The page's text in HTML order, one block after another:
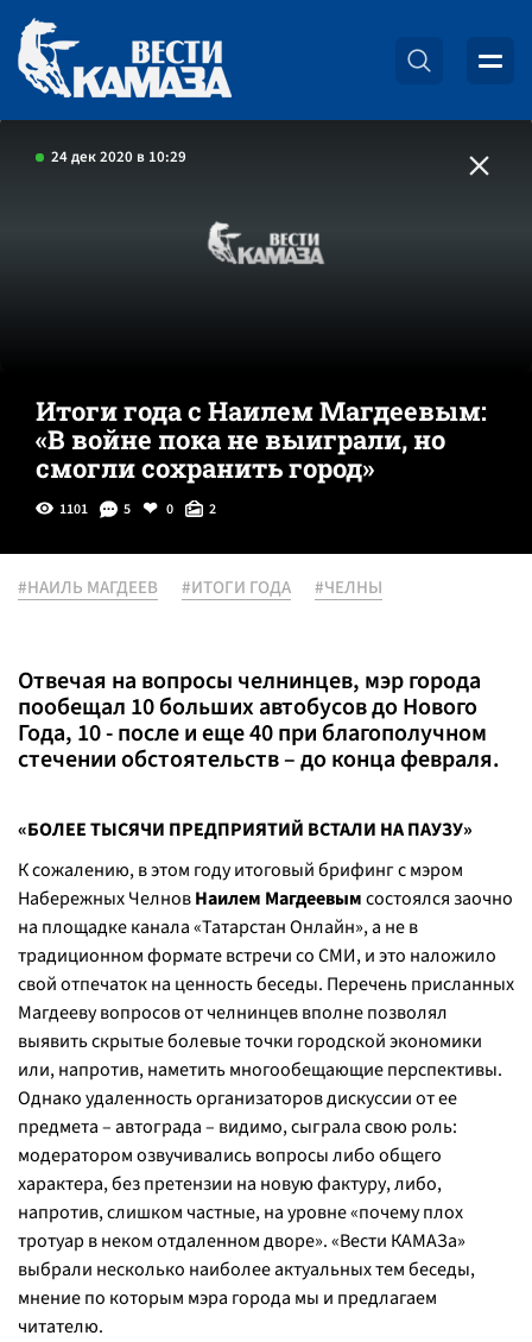
24 дек 2020 в 10:29
Итоги года с Наилем Магдеевым:
«В войне пока не выиграли, но
смогли сохранить город»
1101 5 0 2
#НАИЛЬ МАГДЕЕВ #ИТОГИ ГОДА #ЧЕЛНЫ
Отвечая на вопросы челнинцев, мэр города
пообещал 10 больших автобусов до Нового
Года, 10 - после и еще 40 при благополучном
стечении обстоятельств – до конца февраля.
«БОЛЕЕ ТЫСЯЧИ ПРЕДПРИЯТИЙ ВСТАЛИ НА ПАУЗУ»
К сожалению, в этом году итоговый брифинг с мэром
Набережных ЧелновНаилем Магдеевымсостоялся заочно
на площадке канала «Татарстан Онлайн», а не в
традиционном формате встречи со СМИ, и это наложило
свой отпечаток на ценность беседы. Перечень присланных
Магдееву вопросов от челнинцев вполне позволял
выявить скрытые болевые точки городской экономики
или, напротив, наметить многообещающие перспективы.
Однако удаленность организаторов дискуссии от ее
предмета – автограда – видимо, сыграла свою роль:
модератором озвучивались вопросы либо общего
характера, без претензии на новую фактуру, либо,
напротив, слишком частные, на уровне «почему плох
тротуар в неком отдаленном дворе». «Вести КАМАЗа»
выбрали несколько наиболее актуальных тем беседы,
мнение по которым мэра города мы и предлагаем
читателю.